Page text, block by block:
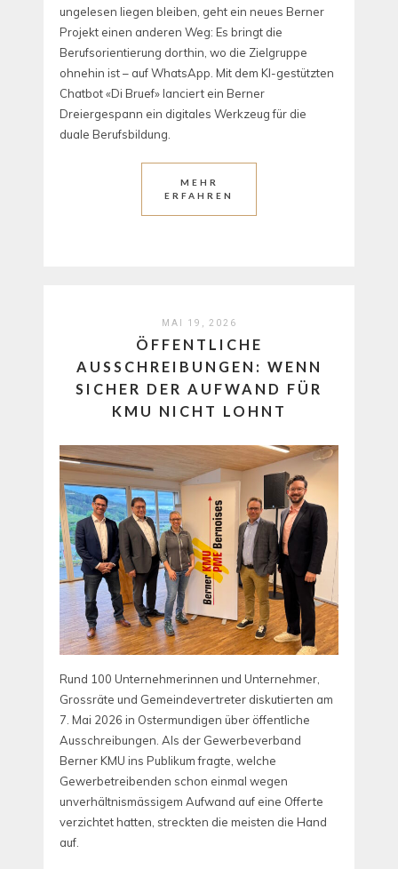
ungelesen liegen bleiben, geht ein neues Berner
Projekt einen anderen Weg: Es bringt die
Berufsorientierung dorthin, wo die Zielgruppe
ohnehin ist – auf WhatsApp. Mit dem KI-gestützten
Chatbot «Di Bruef» lanciert ein Berner
Dreiergespann ein digitales Werkzeug für die
duale Berufsbildung.
MEHR
ERFAHREN
MAI 19, 2026
ÖFFENTLICHE
AUSSCHREIBUNGEN: WENN
SICHER DER AUFWAND FÜR
KMU NICHT LOHNT
Rund 100 Unternehmerinnen und Unternehmer,
Grossräte und Gemeindevertreter diskutierten am
7. Mai 2026 in Ostermundigen über öffentliche
Ausschreibungen. Als der Gewerbeverband
Berner KMU ins Publikum fragte, welche
Gewerbetreibenden schon einmal wegen
unverhältnismässigem Aufwand auf eine Offerte
verzichtet hatten, streckten die meisten die Hand
auf.